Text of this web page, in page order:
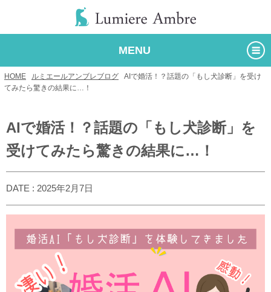
MENU
HOME ルミエールアンブレブログ
AIで婚活！？話題の「もし犬診断」を受け
てみたら驚きの結果に…！
AIで婚活！？話題の「もし犬診断」を
受けてみたら驚きの結果に…！
DATE : 2025年2月7日